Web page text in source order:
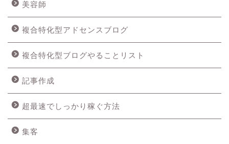
美容師
複合特化型アドセンスブログ
複合特化型ブログやることリスト
記事作成
超最速でしっかり稼ぐ方法
集客